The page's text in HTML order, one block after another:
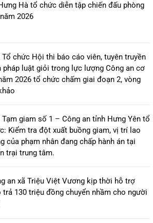
Hà tổ chức diễn tập chiến đấu phòng
2026
Tổ chức Hội thi báo cáo viên, tuyên truyền
pháp luật giỏi trong lực lượng Công an cơ
2026 tổ chức chấm giai đoạn 2, vòng
Tạm giam số 1 – Công an tỉnh Hưng Yên tổ
Kiểm tra đột xuất buồng giam, vị trí lao
của phạm nhân đang chấp hành án tại
trại trung tâm.
an xã Triệu Việt Vương kịp thời hỗ trợ
trả 130 triệu đồng chuyển nhầm cho người